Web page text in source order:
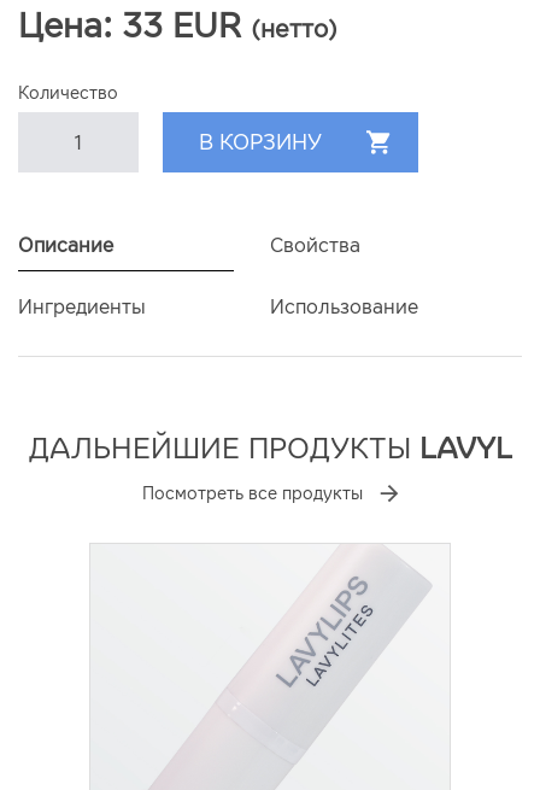
Цена: 33 EUR (нетто)
Количество
Описание Свойства
Ингредиенты Использование
ДАЛЬНЕЙШИЕ ПРОДУКТЫ LAVYL
Посмотреть все продукты